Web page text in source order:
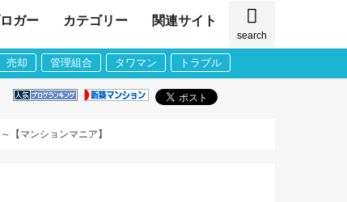
search
ガー カテゴリー 関連サイト
売却 管理組合 タワマン トラブル
【マンションマニア】